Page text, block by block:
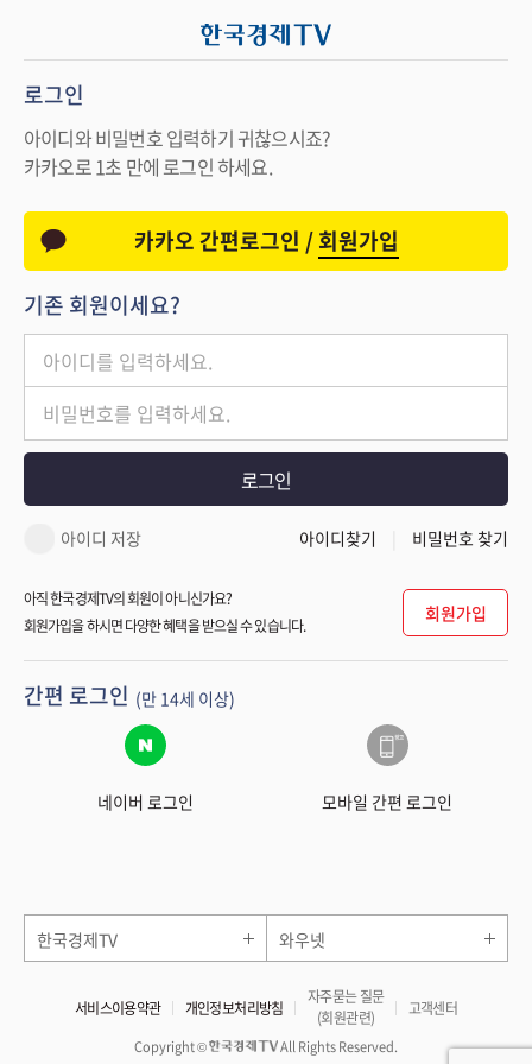
로그인
아이디와 비밀번호 입력하기 귀찮으시죠?
카카오로 1초 만에 로그인 하세요.
카카오 간편로그인 /회원가입
기존 회원이세요?
로그인
아이디 저장 아이디찾기 비밀번호 찾기
아직 한국경제TV의 회원이 아니신가요?
회원가입을 하시면 다양한 혜택을 받으실 수 있습니다.
회원가입
간편 로그인 (만 14세 이상)
네이버 로그인 모바일 간편 로그인
한국경제TV 와우넷
서비스이용약관 개인정보처리방침
자주묻는 질문
(회원관련)
고객센터
Copyright © All Rights Reserved.